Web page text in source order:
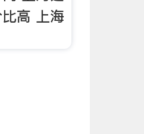
高 上海